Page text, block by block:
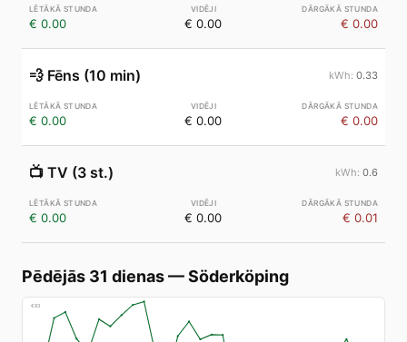
€ 0.00 € 0.00 € 0.00
💨 Fēns (10 min) 0.33
€ 0.00 € 0.00 € 0.00
📺 TV (3 st.) 0.6
€ 0.00 € 0.00 € 0.01
Pēdējās 31 dienas—Söderköping
€83